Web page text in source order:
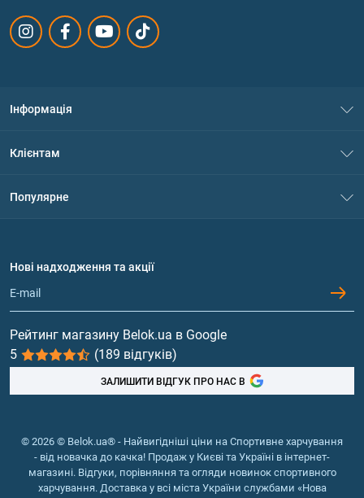
Інформація
Політика конфіденційності
Обмін та повернення
Клієнтам
Популярне
Протеїн
Гейнери
Вітаміни та мінерали
Риб'ячий жир, жирні кислоти
Нові надходження та акції
Рейтинг магазину Belok.ua в Google
5
(189 відгуків)
ЗАЛИШИТИ ВІДГУК ПРО НАС В
© 2026 © Belok.ua® - Найвигідніші ціни на Спортивне харчування
- від новачка до качка! Продаж у Києві та Україні в інтернет-
магазині. Відгуки, порівняння та огляди новинок спортивного
харчування. Доставка у всі міста України службами «Нова